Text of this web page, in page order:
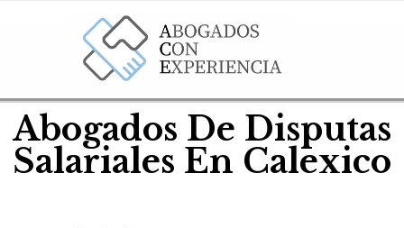
Abogados De Disputas
Salariales En Calexico